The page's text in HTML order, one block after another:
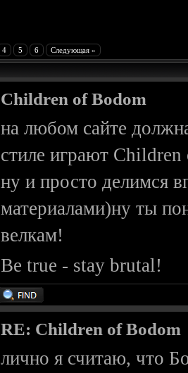
4 5 6 Следующая »
Children of Bodom
на любом сайте
стиле играют
ну и просто делимся
материалами)ну ты
велкам!
Be true - stay brutal!
RE: Children of Bodom
лично я считаю, что